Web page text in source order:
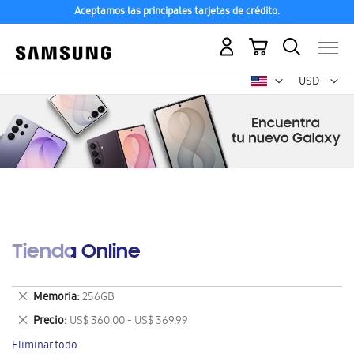
Aceptamos las principales tarjetas de crédito.
USD -
dólar
Mi carrito
Tienda Online
Memoria 256GB
Eliminar
este
artículo
Precio US$ 360.00 - US$ 369.99
Eliminar
este
Eliminar todo